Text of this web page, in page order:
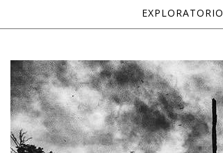
EXPLORATORIO